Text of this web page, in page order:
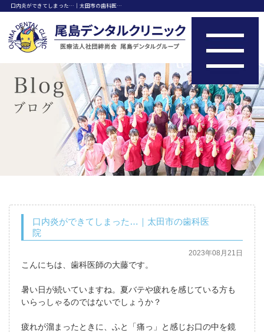
口内炎ができてしまった…｜太田市の歯科医…
口内炎ができてしまった…｜太田市の歯科医
院
2023年08月21日
こんにちは、歯科医師の大藤です。
暑い日が続いていますね。夏バテや疲れを感じている方も
いらっしゃるのではないでしょうか？
疲れが溜まったときに、ふと「痛っ」と感じお口の中を鏡